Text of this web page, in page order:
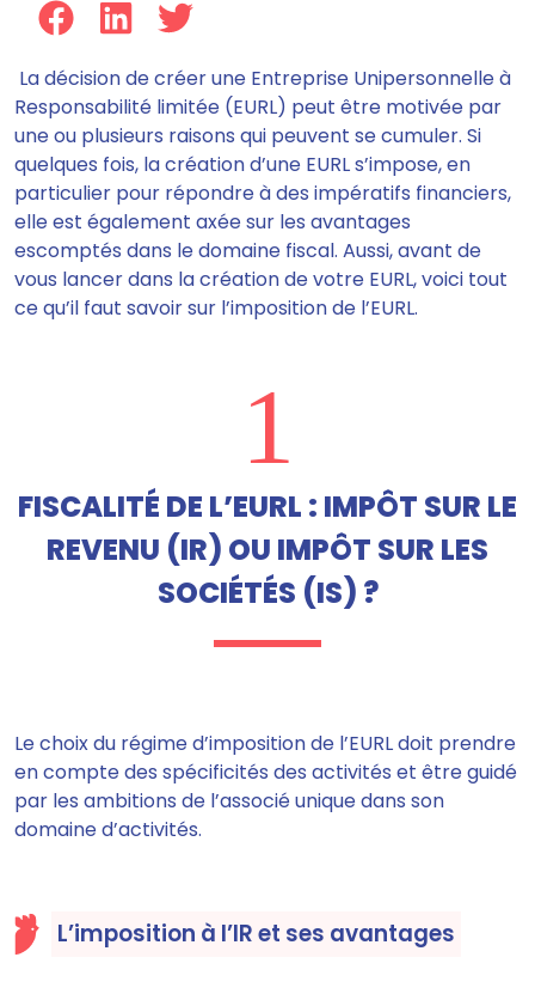
La décision de créer une Entreprise Unipersonnelle à
Responsabilité limitée (EURL) peut être motivée par
une ou plusieurs raisons qui peuvent se cumuler. Si
quelques fois, la création d’une EURL s’impose, en
particulier pour répondre à des impératifs financiers,
elle est également axée sur les avantages
escomptés dans le domaine fiscal. Aussi, avant de
vous lancer dans la création de votre EURL, voici tout
ce qu’il faut savoir sur l’imposition de l’EURL.
1
FISCALITÉ DE L’EURL : IMPÔT SUR LE
REVENU (IR) OU IMPÔT SUR LES
SOCIÉTÉS (IS) ?
Le choix du régime d’imposition de l’EURL doit prendre
en compte des spécificités des activités et être guidé
par les ambitions de l’associé unique dans son
domaine d’activités.
L’imposition à l’IR et ses avantages